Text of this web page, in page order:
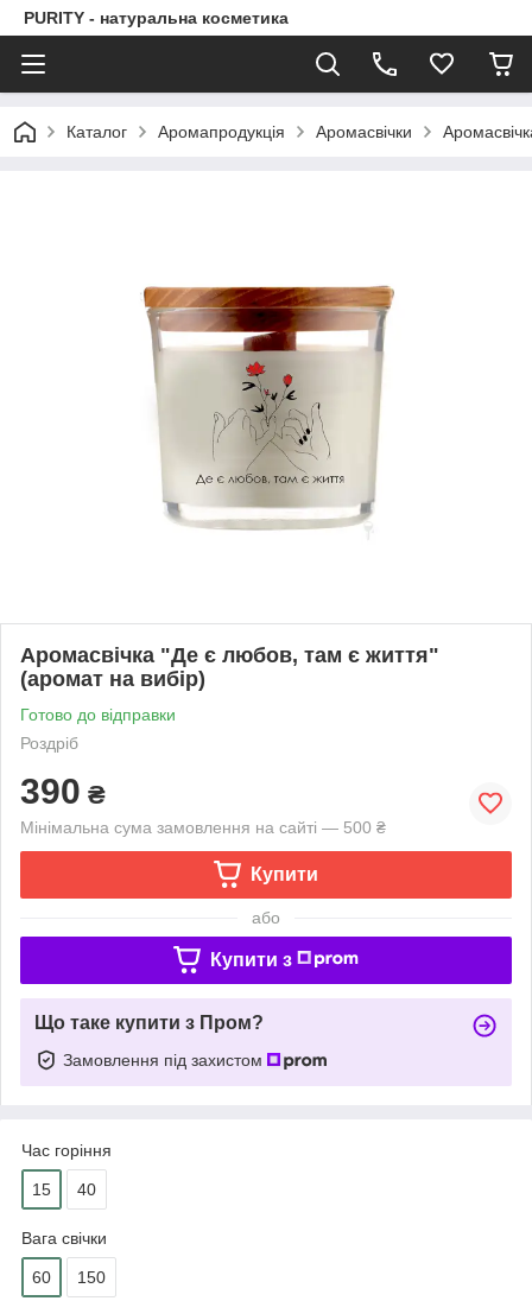
PURITY - натуральна косметика
Каталог Аромапродукція Аромасвічки
Аромасвічка "Де є любов, там є життя"
(аромат на вибір)
Готово до відправки
Роздріб
390 ₴
Мінімальна сума замовлення на сайті — 500 ₴
Купити
або
Купити з
Що таке купити з Пром?
Замовлення під захистом
Час горіння
15 40
Вага свічки
60 150